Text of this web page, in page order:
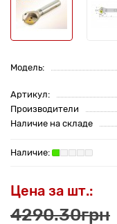
Модель:
Артикул:
Производители
Наличие на складе
Цена за шт.:
4290.30грн